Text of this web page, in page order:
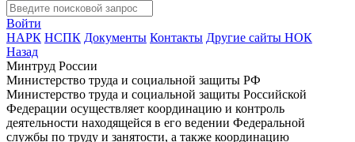
Войти
НАРК НСПК Документы Контакты Другие сайты НОК
Назад
Минтруд России
Министерство труда и социальной защиты РФ
Министерство труда и социальной защиты Российской
Федерации осуществляет координацию и контроль
деятельности находящейся в его ведении Федеральной
службы по труду и занятости, а также координацию